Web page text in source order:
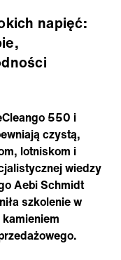
napięć:
550 i
czystą,
lotniskom i
wiedzy
Aebi Schmidt
szkolenie w